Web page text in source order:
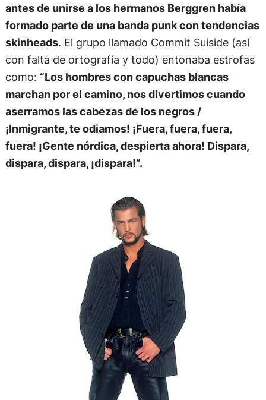
antes de unirse a los hermanos Berggren había
formado parte de una banda punk con tendencias
skinheads. El grupo llamado Commit Suiside (así
con falta de ortografía y todo) entonaba estrofas
como: “Los hombres con capuchas blancas
marchan por el camino, nos divertimos cuando
aserramos las cabezas de los negros /
¡Inmigrante, te odiamos! ¡Fuera, fuera, fuera,
fuera! ¡Gente nórdica, despierta ahora! Dispara,
dispara, dispara, ¡dispara!”.